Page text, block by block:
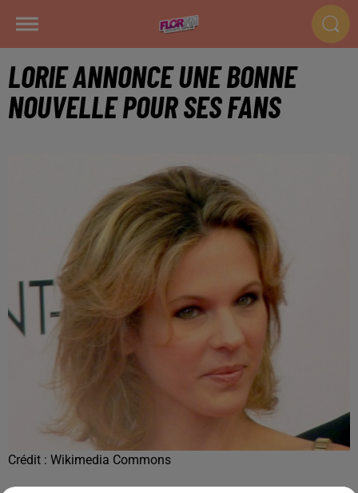
LORIE ANNONCE UNE BONNE
NOUVELLE POUR SES FANS
Crédit : Wikimedia Commons